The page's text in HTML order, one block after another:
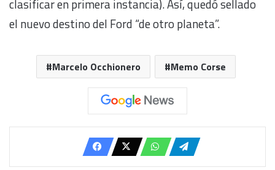
clasificar en primera instancia). Así, quedó sellado
el nuevo destino del Ford “de otro planeta”.
Marcelo Occhionero Memo Corse